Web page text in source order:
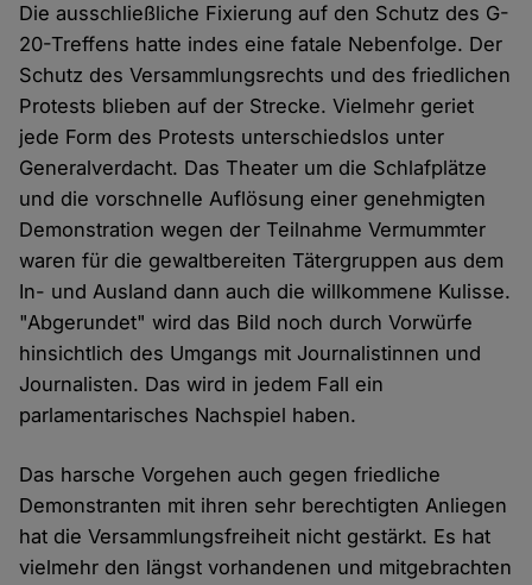
Die ausschließliche Fixierung auf den Schutz des G-
20-Treffens hatte indes eine fatale Nebenfolge. Der
Schutz des Versammlungsrechts und des friedlichen
Protests blieben auf der Strecke. Vielmehr geriet
jede Form des Protests unterschiedslos unter
Generalverdacht. Das Theater um die Schlafplätze
und die vorschnelle Auflösung einer genehmigten
Demonstration wegen der Teilnahme Vermummter
waren für die gewaltbereiten Tätergruppen aus dem
In- und Ausland dann auch die willkommene Kulisse.
"Abgerundet" wird das Bild noch durch Vorwürfe
hinsichtlich des Umgangs mit Journalistinnen und
Journalisten. Das wird in jedem Fall ein
parlamentarisches Nachspiel haben.
Das harsche Vorgehen auch gegen friedliche
Demonstranten mit ihren sehr berechtigten Anliegen
hat die Versammlungsfreiheit nicht gestärkt. Es hat
vielmehr den längst vorhandenen und mitgebrachten